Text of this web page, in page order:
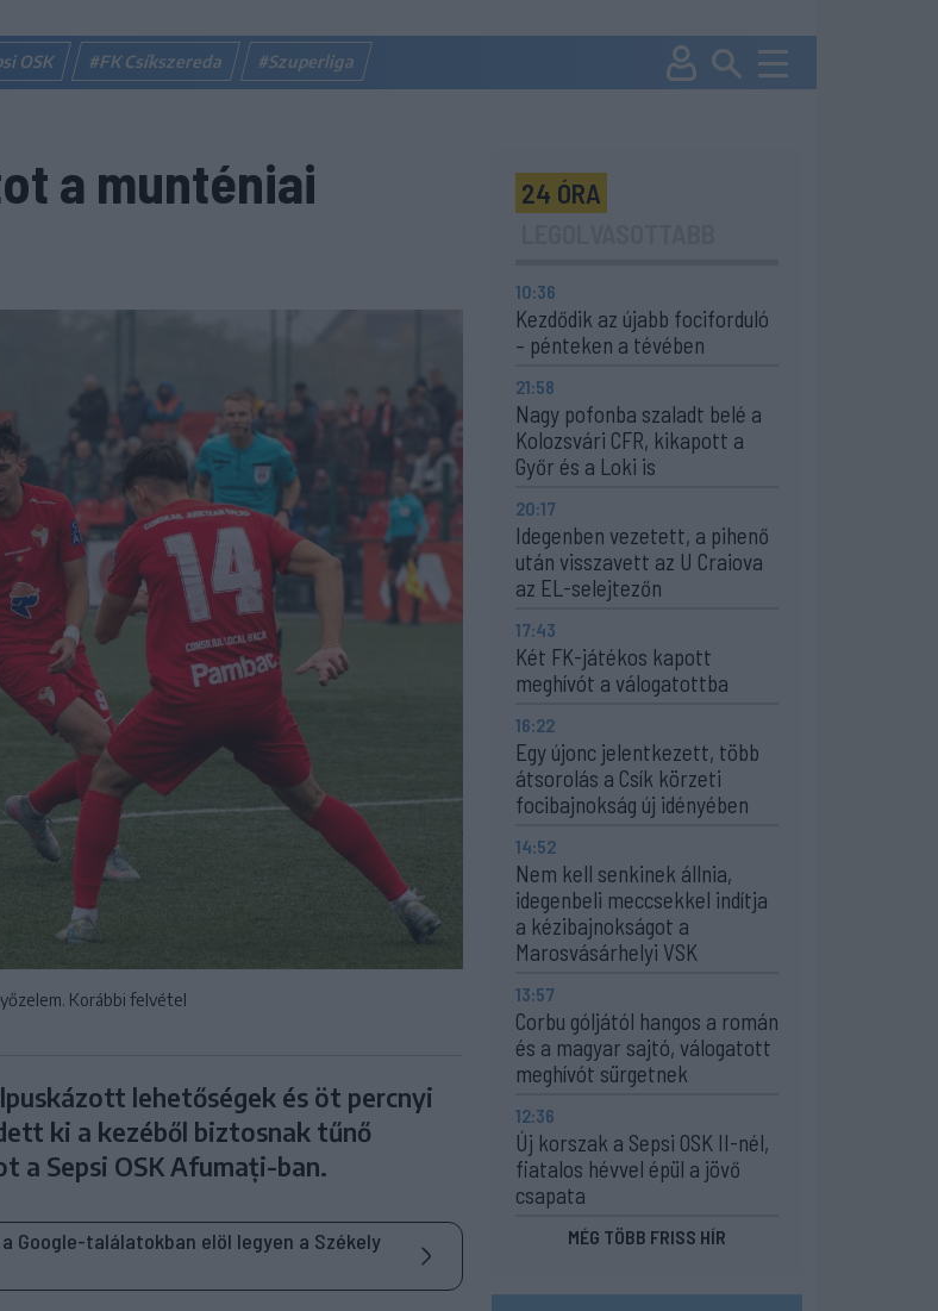
OSK #FK Csíkszereda #Szuperliga
a munténiai
Korábbi felvétel
lehetőségek és öt percnyi
ki a kezéből biztosnak tűnő
a Sepsi OSK Afumați-ban.
Google-találatokban elöl legyen a Székely
24 ÓRA
10:36
Kezdődik az újabb fociforduló
– pénteken a tévében
21:58
Nagy pofonba szaladt belé a
Kolozsvári CFR, kikapott a
Győr és a Loki is
20:17
Idegenben vezetett, a pihenő
után visszavett az U Craiova
az EL-selejtezőn
17:43
Két FK-játékos kapott
meghívót a válogatottba
16:22
Egy újonc jelentkezett, több
átsorolás a Csík körzeti
focibajnokság új idényében
14:52
Nem kell senkinek állnia,
idegenbeli meccsekkel indítja
a kézibajnokságot a
Marosvásárhelyi VSK
13:57
Corbu góljától hangos a román
és a magyar sajtó, válogatott
meghívót sürgetnek
12:36
Új korszak a Sepsi OSK II-nél,
fiatalos hévvel épül a jövő
csapata
MÉG TÖBB FRISS HÍR